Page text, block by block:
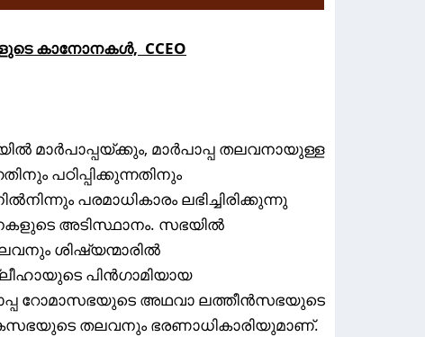
കാനോനകൾ, CCEO
മാർപാപ്പയ്ക്കും, മാർപാപ്പ തലവനായുള്ള
പഠിപ്പിക്കുന്നതിനും
പരമാധികാരം ലഭിച്ചിരിക്കുന്നു
അടിസ്ഥാനം. സഭയിൽ
ശിഷ്യന്മാരിൽ
പിൻഗാമിയായ
റോമാസഭയുടെ അഥവാ ലത്തീൻസഭയുടെ
തലവനും ഭരണാധികാരിയുമാണ്.